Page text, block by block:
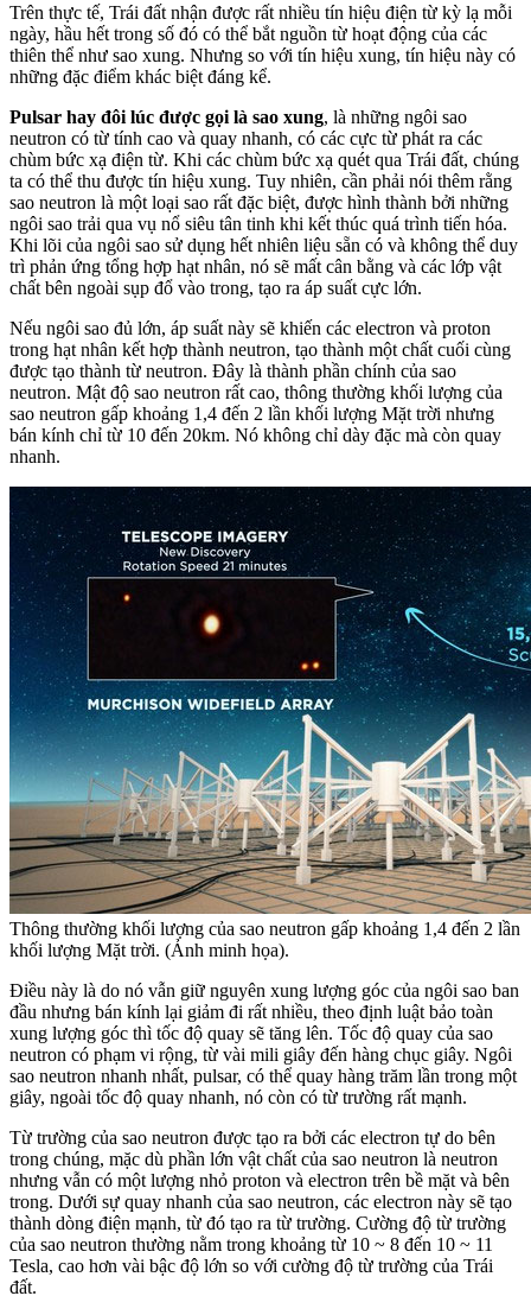
Trên thực tế, Trái đất nhận được rất nhiều tín hiệu điện từ kỳ lạ mỗi
ngày, hầu hết trong số đó có thể bắt nguồn từ hoạt động của các
thiên thể như sao xung. Nhưng so với tín hiệu xung, tín hiệu này có
những đặc điểm khác biệt đáng kể.
Pulsar hay đôi lúc được gọi là sao xung, là những ngôi sao
neutron có từ tính cao và quay nhanh, có các cực từ phát ra các
chùm bức xạ điện từ. Khi các chùm bức xạ quét qua Trái đất, chúng
ta có thể thu được tín hiệu xung. Tuy nhiên, cần phải nói thêm rằng
sao neutron là một loại sao rất đặc biệt, được hình thành bởi những
ngôi sao trải qua vụ nổ siêu tân tinh khi kết thúc quá trình tiến hóa.
Khi lõi của ngôi sao sử dụng hết nhiên liệu sẵn có và không thể duy
trì phản ứng tổng hợp hạt nhân, nó sẽ mất cân bằng và các lớp vật
chất bên ngoài sụp đổ vào trong, tạo ra áp suất cực lớn.
Nếu ngôi sao đủ lớn, áp suất này sẽ khiến các electron và proton
trong hạt nhân kết hợp thành neutron, tạo thành một chất cuối cùng
được tạo thành từ neutron. Đây là thành phần chính của sao
neutron. Mật độ sao neutron rất cao, thông thường khối lượng của
sao neutron gấp khoảng 1,4 đến 2 lần khối lượng Mặt trời nhưng
bán kính chỉ từ 10 đến 20km. Nó không chỉ dày đặc mà còn quay
nhanh.
Thông thường khối lượng của sao neutron gấp khoảng 1,4 đến 2 lần
khối lượng Mặt trời. (Ảnh minh họa).
Điều này là do nó vẫn giữ nguyên xung lượng góc của ngôi sao ban
đầu nhưng bán kính lại giảm đi rất nhiều, theo định luật bảo toàn
xung lượng góc thì tốc độ quay sẽ tăng lên. Tốc độ quay của sao
neutron có phạm vi rộng, từ vài mili giây đến hàng chục giây. Ngôi
sao neutron nhanh nhất, pulsar, có thể quay hàng trăm lần trong một
giây, ngoài tốc độ quay nhanh, nó còn có từ trường rất mạnh.
Từ trường của sao neutron được tạo ra bởi các electron tự do bên
trong chúng, mặc dù phần lớn vật chất của sao neutron là neutron
nhưng vẫn có một lượng nhỏ proton và electron trên bề mặt và bên
trong. Dưới sự quay nhanh của sao neutron, các electron này sẽ tạo
thành dòng điện mạnh, từ đó tạo ra từ trường. Cường độ từ trường
của sao neutron thường nằm trong khoảng từ 10 ~ 8 đến 10 ~ 11
Tesla, cao hơn vài bậc độ lớn so với cường độ từ trường của Trái
đất.